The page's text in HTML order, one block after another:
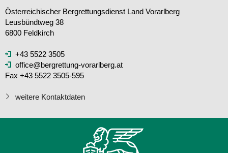
Österreichischer Bergrettungsdienst Land Vorarlberg
Leusbündtweg 38
6800 Feldkirch
+43 5522 3505
office@bergrettung-vorarlberg.at
Fax +43 5522 3505-595
weitere Kontaktdaten